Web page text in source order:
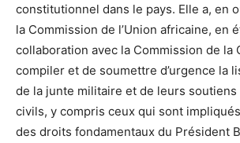
constitutionnel dans le pays. Elle a, en
la Commission de l’Union africaine, en
collaboration avec la Commission de la
compiler et de soumettre d’urgence la
de la junte militaire et de leurs
civils, y compris ceux qui sont
des droits fondamentaux du Président